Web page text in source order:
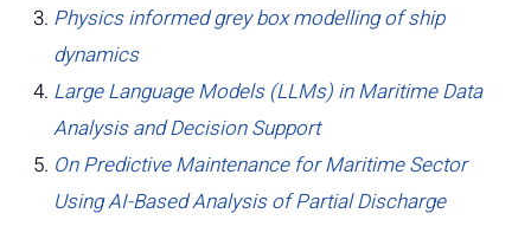
Physics informed grey box modelling of ship
dynamics
Large Language Models (LLMs) in Maritime Data
Analysis and Decision Support
On Predictive Maintenance for Maritime Sector
Using AI-Based Analysis of Partial Discharge